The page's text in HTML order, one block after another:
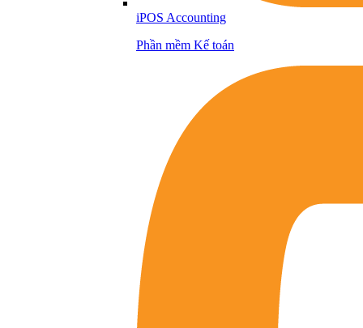
iPOS Accounting
Phần mềm Kế toán